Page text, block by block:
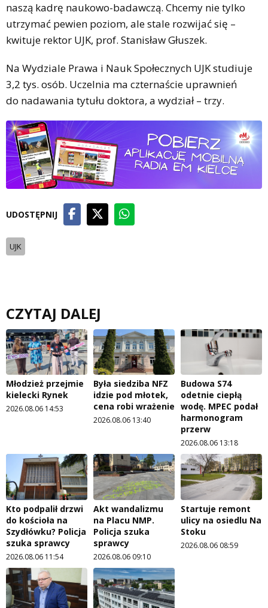
naszą kadrę naukowo-badawczą. Chcemy nie tylko
utrzymać pewien poziom, ale stale rozwijać się –
kwituje rektor UJK, prof. Stanisław Głuszek.
Na Wydziale Prawa i Nauk Społecznych UJK studiuje
3,2 tys. osób. Uczelnia ma czternaście uprawnień
do nadawania tytułu doktora, a wydział – trzy.
UDOSTĘPNIJ
UJK
CZYTAJ DALEJ
Młodzież przejmie
kielecki Rynek
2026.08.06 14:53
Była siedziba NFZ
idzie pod młotek,
cena robi wrażenie
2026.08.06 13:40
Budowa S74
odetnie ciepłą
wodę. MPEC podał
harmonogram
przerw
2026.08.06 13:18
Kto podpalił drzwi
do kościoła na
Szydłówku? Policja
szuka sprawcy
2026.08.06 11:54
Akt wandalizmu
na Placu NMP.
Policja szuka
sprawcy
2026.08.06 09:10
Startuje remont
ulicy na osiedlu Na
Stoku
2026.08.06 08:59